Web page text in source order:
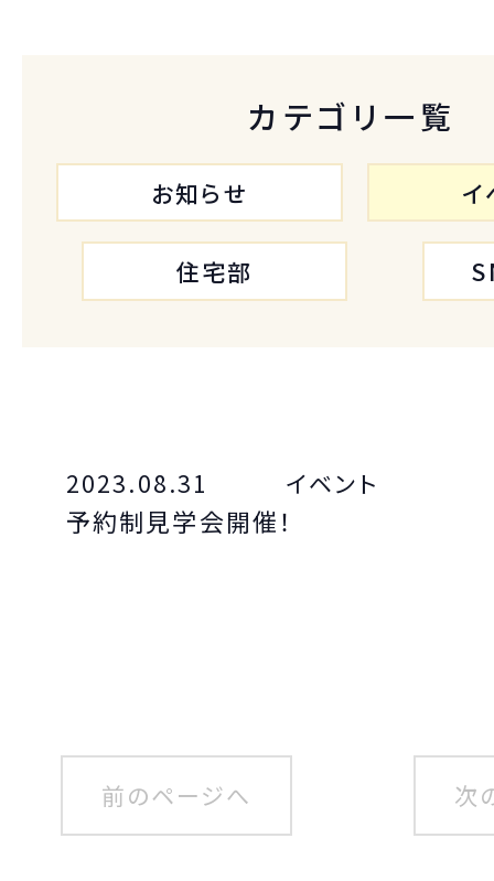
カテゴリ一覧
お知らせ イ
住宅部
2023.08.31 イベント
予約制見学会開催！
前のページへ 次